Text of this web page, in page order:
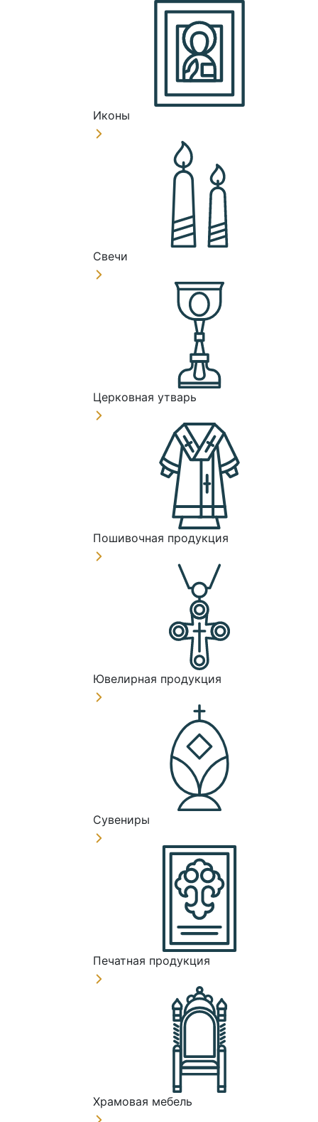
Иконы
Свечи
Церковная утварь
Пошивочная продукция
Ювелирная продукция
Сувениры
Печатная продукция
Храмовая мебель